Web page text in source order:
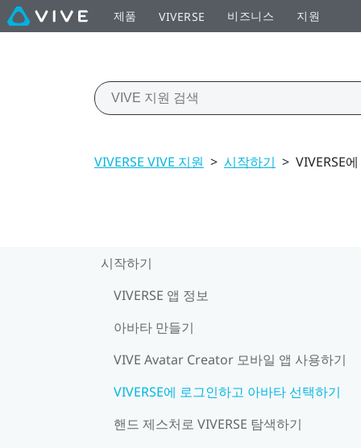
제품 VIVERSE 비즈니스 지원
VIVERSE VIVE 지원 > 시작하기 > VIVERSE
시작하기
VIVERSE 앱 정보
아바타 만들기
VIVE Avatar Creator 모바일 앱 사용하기
VIVERSE에 로그인하고 아바타 선택하기
핸드 제스처로 VIVERSE 탐색하기